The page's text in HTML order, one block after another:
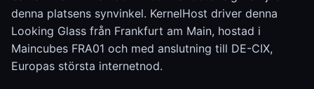
denna platsens synvinkel. KernelHost driver denna
Looking Glass från Frankfurt am Main, hostad i
Maincubes FRA01 och med anslutning till DE-CIX,
Europas största internetnod.